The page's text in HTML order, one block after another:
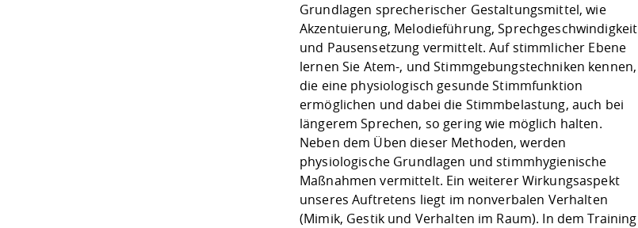
Grundlagen sprecherischer Gestaltungsmittel, wie
Akzentuierung, Melodieführung, Sprechgeschwindigkeit
und Pausensetzung vermittelt. Auf stimmlicher Ebene
lernen Sie Atem-, und Stimmgebungstechniken kennen,
die eine physiologisch gesunde Stimmfunktion
ermöglichen und dabei die Stimmbelastung, auch bei
längerem Sprechen, so gering wie möglich halten.
Neben dem Üben dieser Methoden, werden
physiologische Grundlagen und stimmhygienische
Maßnahmen vermittelt. Ein weiterer Wirkungsaspekt
unseres Auftretens liegt im nonverbalen Verhalten
(Mimik, Gestik und Verhalten im Raum). In dem Training